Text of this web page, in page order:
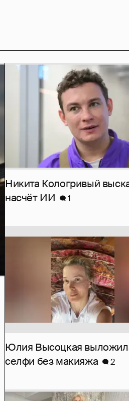
Никита Кологривый
насчёт ИИ
1
Юлия Высоцкая
селфи без макияжа
2